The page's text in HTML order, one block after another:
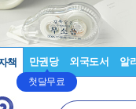
책 만권당
첫달무료
외국도서 알